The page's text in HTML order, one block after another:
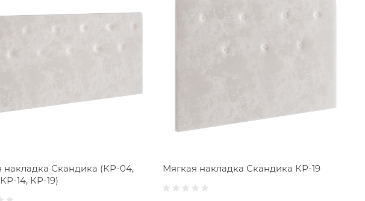
накладка Скандика (КР-04,
14, КР-19)
Мягкая накладка Скандика КР-19